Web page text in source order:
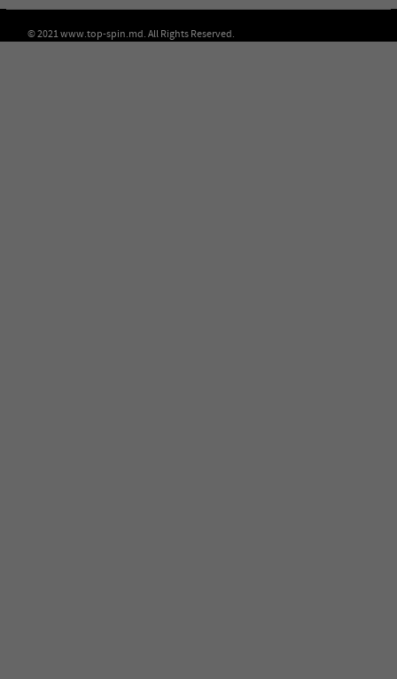
© 2021 www.top-spin.md. All Rights Reserved.